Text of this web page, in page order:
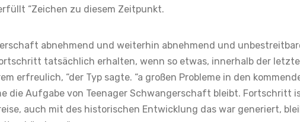
“Zeichen zu diesem Zeitpunkt.
abnehmend und weiterhin abnehmend und
tatsächlich erhalten, wenn so etwas, innerhalb der
erfreulich, “der Typ sagte. “a großen Probleme in den
die Aufgabe von Teenager Schwangerschaft bleibt. Fortschritt
auch mit des historischen Entwicklung das war generiert,